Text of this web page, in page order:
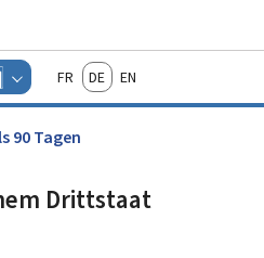
Inhalt
Changer
d'espace
Menu
actif
FrançaisDeutschEnglish
90 Tagen
Drittstaat